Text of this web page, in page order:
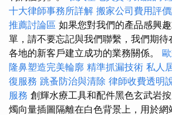
十大律師事務所詳解 搬家公司費用評
推薦討論區 如果您對我們的產品感興
單，請不要忘記與我們聯繫，我們期待
各地的新客戶建立成功的業務關係。
隆鼻塑造完美輪廓 精準抓漏技術 私人
復服務 跳蚤防治與清除 律師收費透明
服務 創輝水療工具和配件黑色玄武岩
燭向量插圖隔離在白色背景上，用於網